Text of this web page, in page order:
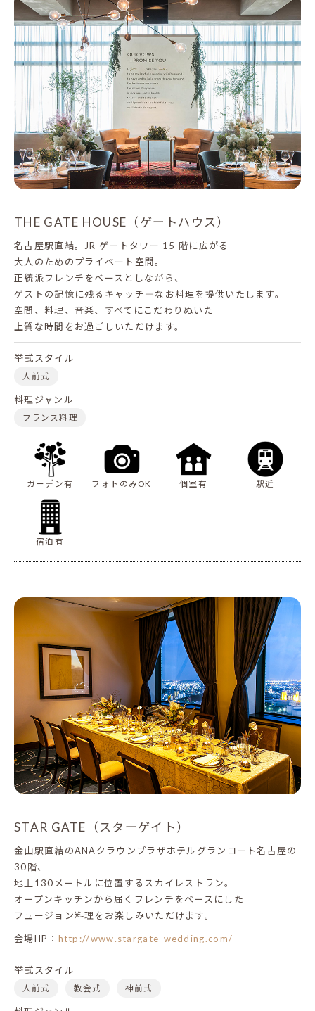
THE GATE HOUSE（ゲートハウス）
名古屋駅直結。JR ゲートタワー 15 階に広がる
大人のためのプライベート空間。
正統派フレンチをベースとしながら、
ゲストの記憶に残るキャッチ―なお料理を提供いたします。
空間、料理、音楽、すべてにこだわりぬいた
上質な時間をお過ごしいただけます。
挙式スタイル
人前式
料理ジャンル
フランス料理
ガーデン有 フォトのみOK 個室有 駅近
宿泊有
STAR GATE（スターゲイト）
金山駅直結のANAクラウンプラザホテルグランコート名古屋の
30階、
地上130メートルに位置するスカイレストラン。
オープンキッチンから届くフレンチをベースにした
フュージョン料理をお楽しみいただけます。
会場HP： http://www.stargate-wedding.com/
挙式スタイル
人前式 教会式 神前式